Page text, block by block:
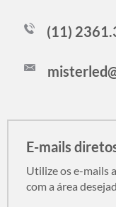
(11)
E-mails
Utilize os e-mails
com a área